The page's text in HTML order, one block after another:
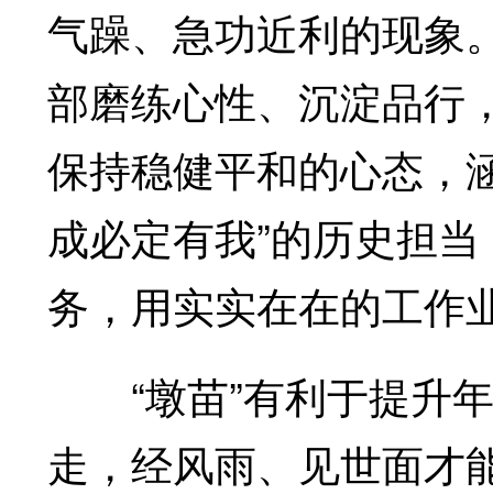
气躁、急功近利的现象
部磨练心性、沉淀品行
保持稳健平和的心态，
成必定有我”的历史担
务，用实实在在的工作
“墩苗”有利于提升
走，经风雨、见世面才